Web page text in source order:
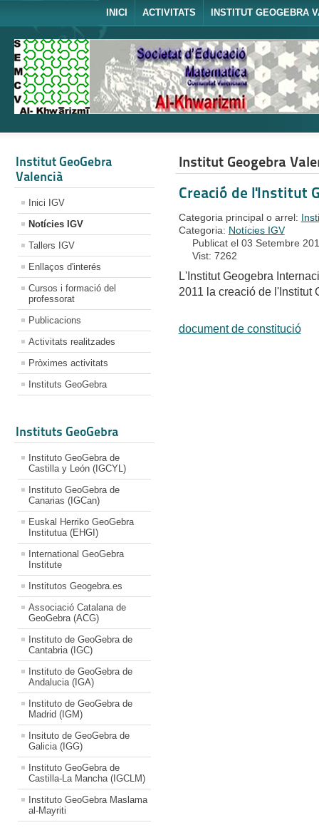
INICI ACTIVITATS INSTITUT GEOGEBRA
Institut GeoGebra
Valencià
Inici IGV
Notícies IGV
Tallers IGV
Enllaços d'interés
Cursos i formació del
professorat
Publicacions
Activitats realitzades
Pròximes activitats
Instituts GeoGebra
Instituts GeoGebra
Instituto GeoGebra de
Castilla y León (IGCYL)
Instituto GeoGebra de
Canarias (IGCan)
Euskal Herriko GeoGebra
Institutua (EHGI)
International GeoGebra
Institute
Institutos Geogebra.es
Associació Catalana de
GeoGebra (ACG)
Instituto de GeoGebra de
Cantabria (IGC)
Instituto de GeoGebra de
Andalucia (IGA)
Instituto de GeoGebra de
Madrid (IGM)
Insituto de GeoGebra de
Galicia (IGG)
Instituto GeoGebra de
Castilla-La Mancha (IGCLM)
Instituto GeoGebra Maslama
al-Mayriti
Institut Geogebra
Creació de l'Institut
Categoria principal o arrel:
Categoria: Notícies IGV
Publicat el 03 Setembre
Vist: 7262
L'Institut Geogebra
2011 la creació de l'Institut
document de constitució